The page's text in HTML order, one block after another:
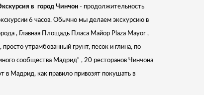
в город Чинчон- продолжительность
6 часов. Обычно мы делаем экскурсию в
, Главная Площадь Пласа Майор Plaza Mayor ,
утрамбованный грунт, песок и глина, по
сообщества Мадрид" , 20 ресторанов Чинчона
в Мадрид, как правило привозят покушать в